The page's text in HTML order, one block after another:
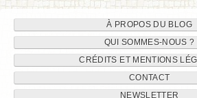
Navigation
du
site
au
contenu
À PROPOS DU BLOG
QUI SOMMES-NOUS ?
CRÉDITS ET MENTIONS
CONTACT
NEWSLETTER